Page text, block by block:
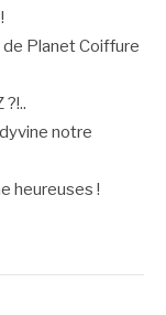
de Planet Coiffure
?!..
notre
heureuses !